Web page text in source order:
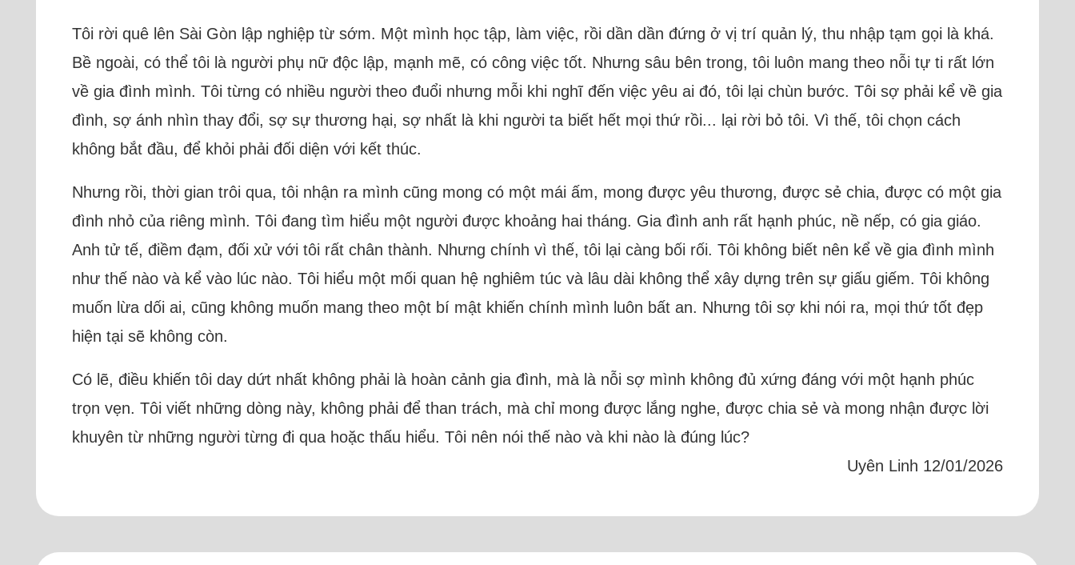
Tôi rời quê lên Sài Gòn lập nghiệp từ sớm. Một mình học tập, làm việc, rồi dần dần đứng ở vị trí quản lý, thu nhập tạm gọi là khá.
Bề ngoài, có thể tôi là người phụ nữ độc lập, mạnh mẽ, có công việc tốt. Nhưng sâu bên trong, tôi luôn mang theo nỗi tự ti rất lớn
về gia đình mình. Tôi từng có nhiều người theo đuổi nhưng mỗi khi nghĩ đến việc yêu ai đó, tôi lại chùn bước. Tôi sợ phải kể về gia
đình, sợ ánh nhìn thay đổi, sợ sự thương hại, sợ nhất là khi người ta biết hết mọi thứ rồi... lại rời bỏ tôi. Vì thế, tôi chọn cách
không bắt đầu, để khỏi phải đối diện với kết thúc.
Nhưng rồi, thời gian trôi qua, tôi nhận ra mình cũng mong có một mái ấm, mong được yêu thương, được sẻ chia, được có một gia
đình nhỏ của riêng mình. Tôi đang tìm hiểu một người được khoảng hai tháng. Gia đình anh rất hạnh phúc, nề nếp, có gia giáo.
Anh tử tế, điềm đạm, đối xử với tôi rất chân thành. Nhưng chính vì thế, tôi lại càng bối rối. Tôi không biết nên kể về gia đình mình
như thế nào và kể vào lúc nào. Tôi hiểu một mối quan hệ nghiêm túc và lâu dài không thể xây dựng trên sự giấu giếm. Tôi không
muốn lừa dối ai, cũng không muốn mang theo một bí mật khiến chính mình luôn bất an. Nhưng tôi sợ khi nói ra, mọi thứ tốt đẹp
hiện tại sẽ không còn.
Có lẽ, điều khiến tôi day dứt nhất không phải là hoàn cảnh gia đình, mà là nỗi sợ mình không đủ xứng đáng với một hạnh phúc
trọn vẹn. Tôi viết những dòng này, không phải để than trách, mà chỉ mong được lắng nghe, được chia sẻ và mong nhận được lời
khuyên từ những người từng đi qua hoặc thấu hiểu. Tôi nên nói thế nào và khi nào là đúng lúc?
Uyên Linh 12/01/2026